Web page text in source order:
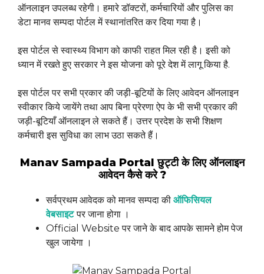
ऑनलाइन उपलब्ध रहेगी। हमारे डॉक्टरों, कर्मचारियों और पुलिस का
डेटा मानव सम्पदा पोर्टल में स्थानांतरित कर दिया गया है।
इस पोर्टल से स्वास्थ्य विभाग को काफी राहत मिल रही है। इसी को
ध्यान में रखते हुए सरकार ने इस योजना को पूरे देश में लागू किया है.
इस पोर्टल पर सभी प्रकार की जड़ी-बूटियों के लिए आवेदन ऑनलाइन
स्वीकार किये जायेंगे तथा आप बिना प्रेरणा ऐप के भी सभी प्रकार की
जड़ी-बूटियाँ ऑनलाइन ले सकते हैं। उत्तर प्रदेश के सभी शिक्षण
कर्मचारी इस सुविधा का लाभ उठा सकते हैं।
Manav Sampada Portal छुट्टी के लिए ऑनलाइन
आवेदन कैसे करे ?
सर्वप्रथम आवेदक को मानव सम्पदा की ऑफिसियल
वेबसाइट पर जाना होगा ।
Official Website पर जाने के बाद आपके सामने होम पेज
खुल जायेगा ।